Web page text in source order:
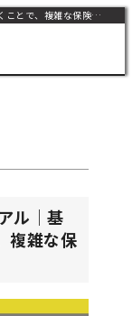
社会保険料の給与計算マニュアル｜基礎知識を押さえておくことで、複雑な保険料計算を効率化！ | HR NOTE
ル｜基
複雑な保